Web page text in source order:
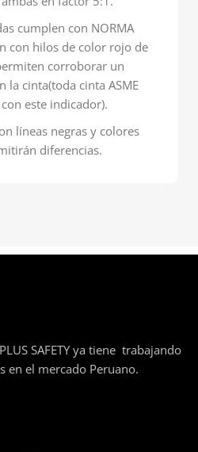
cumplen con NORMA
con hilos de color rojo de
corroborar un
la cinta(toda cinta ASME
este indicador).
líneas negras y colores
diferencias.
SAFETY ya tiene trabajando
en el mercado Peruano.